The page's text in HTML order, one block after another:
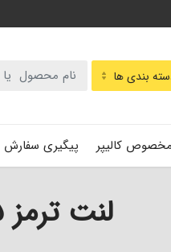
کالیپر پیگیری سفارش
بندی ها
لنت ترمز KMC X5